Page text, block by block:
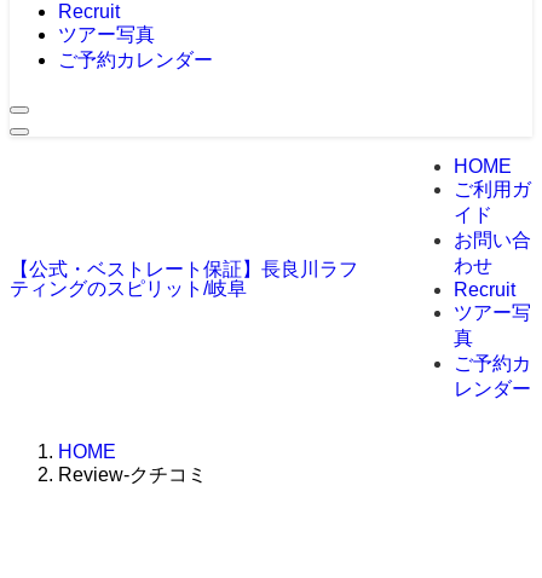
Recruit
ツアー写真
ご予約カレンダー
【公式・ベストレート保証】長良川ラフ
ティングのスピリット/岐阜
HOME
ご利用ガ
イド
お問い合
わせ
Recruit
ツアー写
真
ご予約カ
レンダー
HOME
Review-クチコミ